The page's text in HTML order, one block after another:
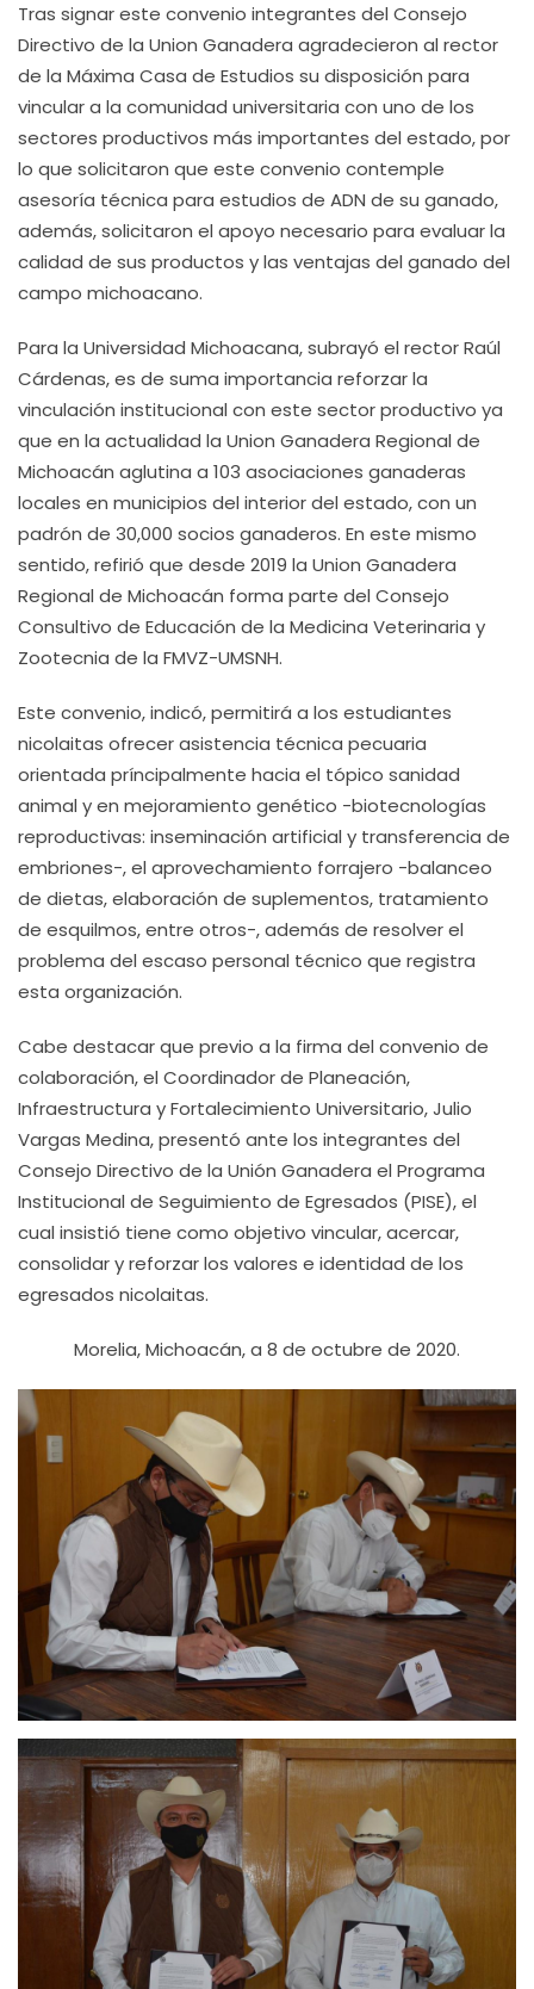
Tras signar este convenio integrantes del Consejo
Directivo de la Union Ganadera agradecieron al rector
de la Máxima Casa de Estudios su disposición para
vincular a la comunidad universitaria con uno de los
sectores productivos más importantes del estado, por
lo que solicitaron que este convenio contemple
asesoría técnica para estudios de ADN de su ganado,
además, solicitaron el apoyo necesario para evaluar la
calidad de sus productos y las ventajas del ganado del
campo michoacano.
Para la Universidad Michoacana, subrayó el rector Raúl
Cárdenas, es de suma importancia reforzar la
vinculación institucional con este sector productivo ya
que en la actualidad la Union Ganadera Regional de
Michoacán aglutina a 103 asociaciones ganaderas
locales en municipios del interior del estado, con un
padrón de 30,000 socios ganaderos. En este mismo
sentido, refirió que desde 2019 la Union Ganadera
Regional de Michoacán forma parte del Consejo
Consultivo de Educación de la Medicina Veterinaria y
Zootecnia de la FMVZ-UMSNH.
Este convenio, indicó, permitirá a los estudiantes
nicolaitas ofrecer asistencia técnica pecuaria
orientada príncipalmente hacia el tópico sanidad
animal y en mejoramiento genético -biotecnologías
reproductivas: inseminación artificial y transferencia de
embriones-, el aprovechamiento forrajero -balanceo
de dietas, elaboración de suplementos, tratamiento
de esquilmos, entre otros-, además de resolver el
problema del escaso personal técnico que registra
esta organización.
Cabe destacar que previo a la firma del convenio de
colaboración, el Coordinador de Planeación,
Infraestructura y Fortalecimiento Universitario, Julio
Vargas Medina, presentó ante los integrantes del
Consejo Directivo de la Unión Ganadera el Programa
Institucional de Seguimiento de Egresados (PISE), el
cual insistió tiene como objetivo vincular, acercar,
consolidar y reforzar los valores e identidad de los
egresados nicolaitas.
Morelia, Michoacán, a 8 de octubre de 2020.